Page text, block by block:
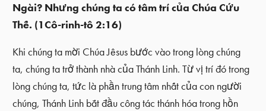
Ngài? Nhưng chúng ta có tâm trí của Chúa Cứu
Thế. (1Cô-rinh-tô 2:16)
Khi chúng ta mời Chúa Jêsus bước vào trong lòng chúng
ta, chúng ta trở thành nhà của Thánh Linh. Từ vị trí đó trong
lòng chúng ta, tức là phần trung tâm nhất của con người
chúng, Thánh Linh bắt đầu công tác thánh hóa trong hồn